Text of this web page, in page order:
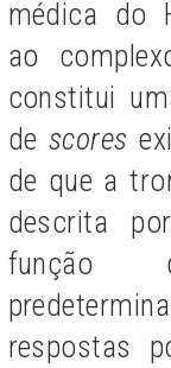
médica do
ao
constitui
de scores
de que a
descrita
função
respostas